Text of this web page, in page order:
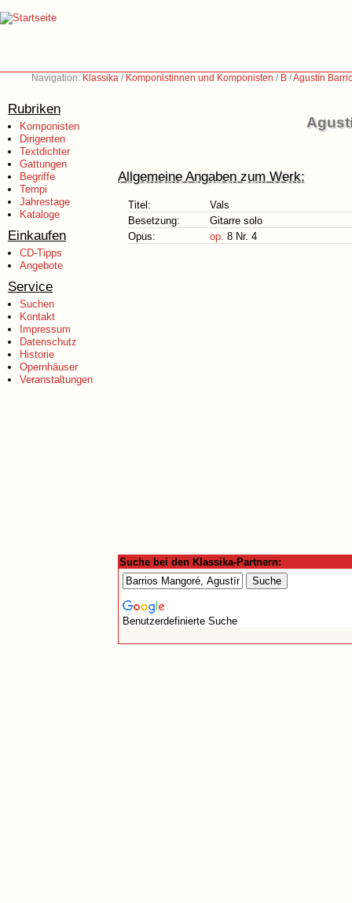
Navigation: Klassika / Komponistinnen und Komponisten / B /Agustín
Rubriken
Komponisten
Dirigenten
Textdichter
Gattungen
Begriffe
Tempi
Jahrestage
Kataloge
Einkaufen
CD-Tipps
Angebote
Service
Suchen
Kontakt
Impressum
Datenschutz
Historie
Opernhäuser
Veranstaltungen
Allgemeine Angaben zum Werk:
Titel:
Vals
Besetzung:
Gitarre solo
Opus:
op. 8 Nr. 4
Suche bei den Klassika-Partnern:
Benutzerdefinierte Suche